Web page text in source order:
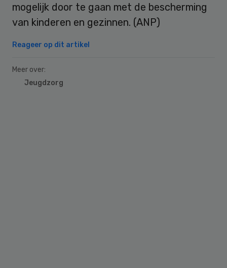
mogelijk door te gaan met de bescherming
van kinderen en gezinnen. (ANP)
Reageer op dit artikel
Meer over:
Jeugdzorg